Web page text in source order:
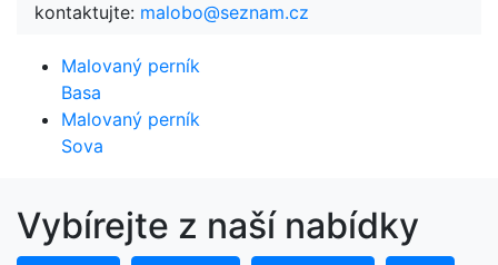
kontaktujte: malobo@seznam.cz
Malovaný perník
Basa
Malovaný perník
Sova
Vybírejte z naší nabídky